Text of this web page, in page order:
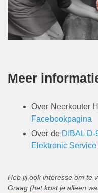
Meer
Over Neerkouter
Facebookpagina
Over de DIBAL D-
Elektronic
Heb jij ook interesse om te
Graag (het kost je alleen